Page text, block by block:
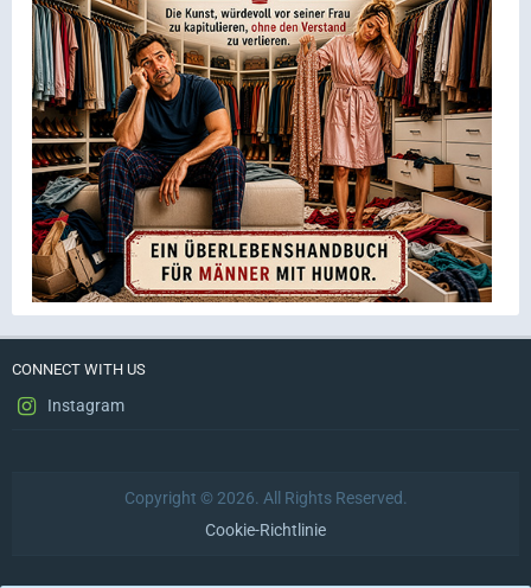
CONNECT WITH US
Instagram
Copyright © 2026. All Rights Reserved.
Cookie-Richtlinie